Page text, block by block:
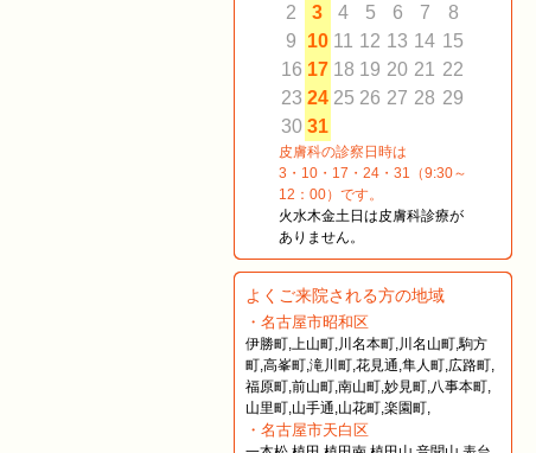
2
3 4 5 6 7
8
9
10 11 12 13 14 15
16 17 18 19 20 21
22
23 24 25 26 27 28 29
30 31
皮膚科の診察日時は
3・10・17・24・31（9:30～
12：00）です。
火水木金土日は皮膚科診療が
ありません。
よくご来院される方の地域
・名古屋市昭和区
伊勝町,上山町,川名本町,川名山町,駒方
町,高峯町,滝川町,花見通,隼人町,広路町,
福原町,前山町,南山町,妙見町,八事本町,
山里町,山手通,山花町,楽園町,
・名古屋市天白区